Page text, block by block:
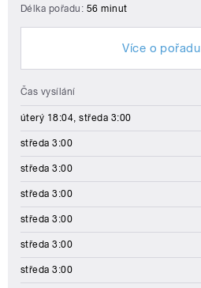
Délka pořadu: 56 minut
Více o pořadu
Čas vysílání
úterý 18:04, středa 3:00
středa 3:00
středa 3:00
středa 3:00
středa 3:00
středa 3:00
středa 3:00